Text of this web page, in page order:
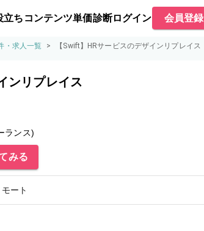
立ちコンテンツ単価診断ログイン 会員登録
・求人一覧 > 【Swift】HRサービスのデザインリプレイス
ンリプレイス
ランス)
みる
ート